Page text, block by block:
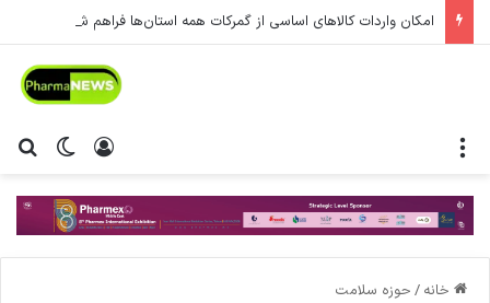
امکان واردات کالاهای اساسی از گمرکات همه استان‌ها فراهم شد.
تغییر ورود
خانه / حوزه سلامت